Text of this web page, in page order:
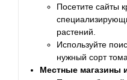
Посетите сайты
растений.
Используйте
нужный сорт
Местные магазины